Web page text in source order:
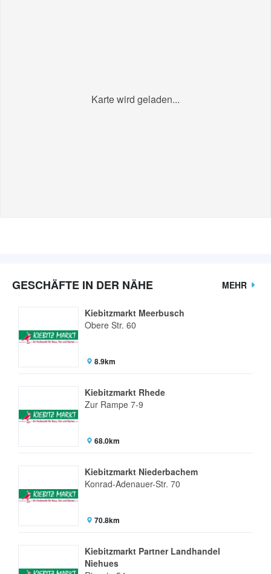
Karte wird geladen...
GESCHÄFTE IN DER NÄHE MEHR
Kiebitzmarkt Meerbusch
Obere Str. 60
8.9km
Kiebitzmarkt Rhede
Zur Rampe 7-9
68.0km
Kiebitzmarkt Niederbachem
Konrad-Adenauer-Str. 70
70.8km
Kiebitzmarkt Partner Landhandel
Niehues